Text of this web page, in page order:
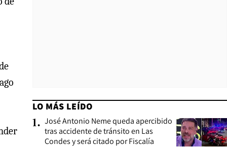
LO MÁS LEÍDO
1. José Antonio Neme queda apercibido
tras accidente de tránsito en Las
Condes y será citado por Fiscalía